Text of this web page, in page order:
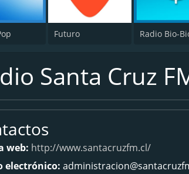
Futuro
Santa Cruz
web: http://www.santacruzfm.cl/
electrónico: